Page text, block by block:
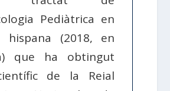
Pediàtrica en
hispana (2018, en
que ha obtingut
de la Reial